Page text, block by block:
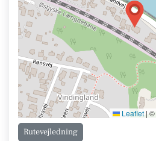
Leaflet | ©
Rutevejledning